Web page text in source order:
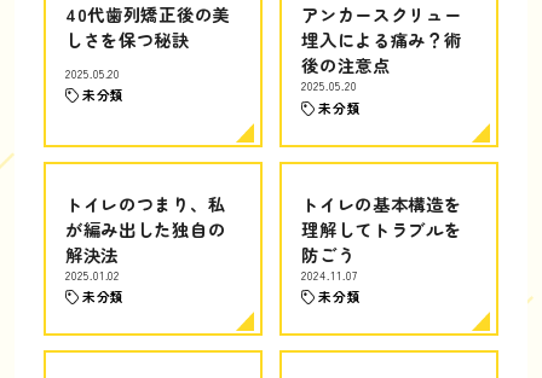
40代歯列矯正後の美
しさを保つ秘訣
2025.05.20
未分類
アンカースクリュー
埋入による痛み？術
後の注意点
2025.05.20
未分類
トイレのつまり、私
が編み出した独自の
解決法
2025.01.02
未分類
トイレの基本構造を
理解してトラブルを
防ごう
2024.11.07
未分類